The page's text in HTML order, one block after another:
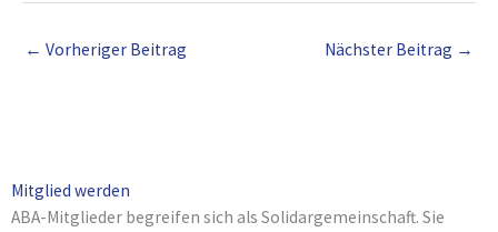
← Vorheriger Beitrag Nächster Beitrag →
Mitglied werden
ABA-Mitglieder begreifen sich als Solidargemeinschaft. Sie